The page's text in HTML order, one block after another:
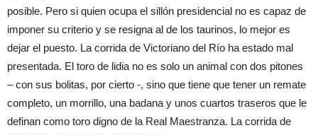
posible. Pero si quien ocupa el sillón presidencial no es capaz de
imponer su criterio y se resigna al de los taurinos, lo mejor es
dejar el puesto. La corrida de Victoriano del Río ha estado mal
presentada. El toro de lidia no es solo un animal con dos pitones
– con sus bolitas, por cierto -, sino que tiene que tener un remate
completo, un morrillo, una badana y unos cuartos traseros que le
definan como toro digno de la Real Maestranza. La corrida de